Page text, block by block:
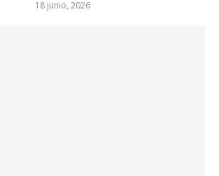
18 junio, 2026